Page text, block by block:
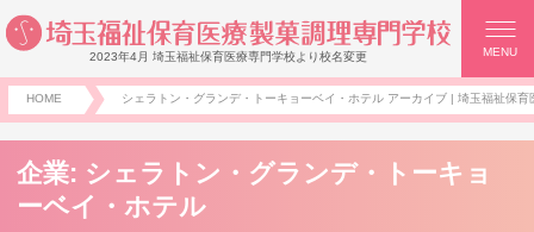
2023年4月 埼玉福祉保育医療専門学校より校名変更 MENU
HOME シェラトン・グランデ・トーキョーベイ・ホテル アーカイブ | 埼玉福祉保
企業: シェラトン・グランデ・トーキョ
ーベイ・ホテル